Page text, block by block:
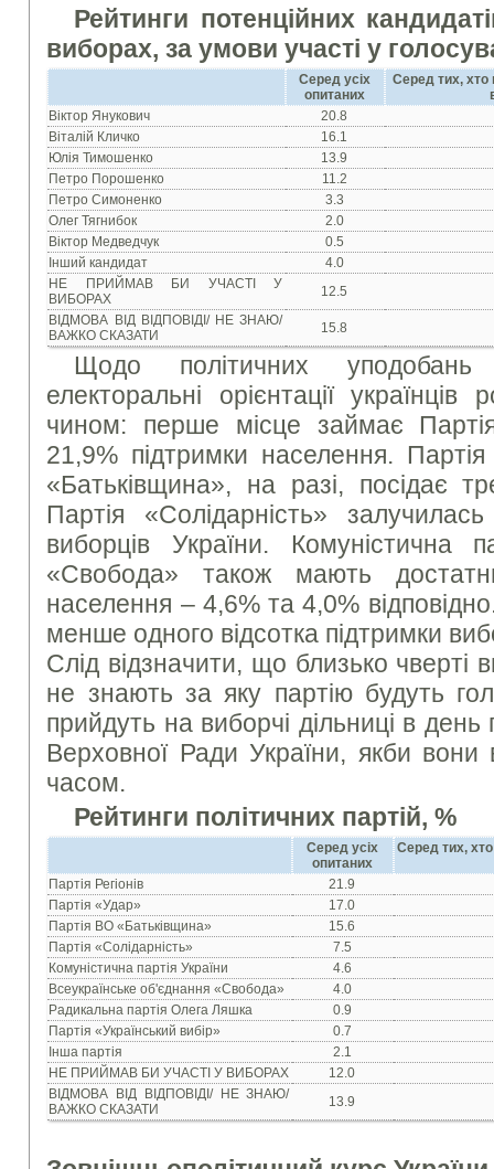
Рейтинги потенційних
виборах, за умови участі у
Серед усіх
опитаних
Серед тих, хто
Вiктор Янукович
20.8
Вiталiй Кличко
16.1
Юлiя Тимошенко
13.9
Петро Порошенко
11.2
Петро Симоненко
3.3
Олег Тягнибок
2.0
Вiктор Медведчук
0.5
Інший кандидат
4.0
НЕ ПРИЙМАВ БИ УЧАСТI У
ВИБОРАХ
12.5
ВIДМОВА ВIД ВIДПОВIДI/ НЕ ЗНАЮ/
ВАЖКО СКАЗАТИ
15.8
Щодо політичних
електоральні орієнтації українців
чином: перше місце займає
21,9% підтримки населення.
«Батьківщина», на разі, посідає
Партія «Солідарність»
виборців України. Комуністична
«Свобода» також мають
населення – 4,6% та 4,0%
менше одного відсотка підтримки
Слід відзначити, що близько чверті
не знають за яку партію будуть
прийдуть на виборчі дільниці в
Верховної Ради України, якби вони
часом.
Рейтинги політичних партій, %
Серед усіх
опитаних
Серед тих,
Партiя Регiонiв
21.9
Партiя «Удар»
17.0
Партiя ВО «Батькiвщина»
15.6
Партiя «Солiдарнiсть»
7.5
Комунiстична партiя України
4.6
Всеукраїнське об'єднання «Свобода»
4.0
Радикальна партiя Олега Ляшка
0.9
Партiя «Український вибір»
0.7
Iнша партія
2.1
НЕ ПРИЙМАВ БИ УЧАСТI У ВИБОРАХ
12.0
ВIДМОВА ВIД ВIДПОВIДI/ НЕ ЗНАЮ/
ВАЖКО СКАЗАТИ
13.9